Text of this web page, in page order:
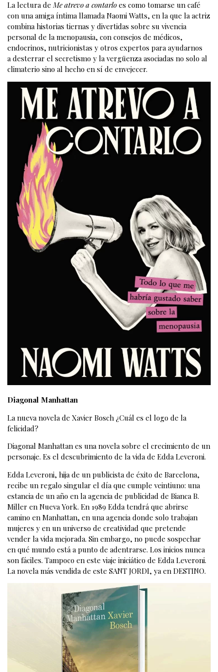
La lectura deMe atrevo a contarlo es como tomarse un café
con una amiga íntima llamada Naomi Watts, en la que la actriz
combina historias tiernas y divertidas sobre su vivencia
personal de la menopausia, con consejos de médicos,
endocrinos, nutricionistas y otros expertos para ayudarnos
a desterrar el secretismo y la vergüenza asociadas no solo al
climaterio sino al hecho en sí de envejecer.
Diagonal Manhattan
La nueva novela de Xavier Bosch ¿Cuál es el logo de la
felicidad?
Diagonal Manhattan es una novela sobre el crecimiento de un
personaje. Es el descubrimiento de la vida de Edda Leveroni.
Edda Leveroni, hija de un publicista de éxito de Barcelona,
recibe un regalo singular el día que cumple veintiuno: una
estancia de un año en la agencia de publicidad de Bianca B.
Miller en Nueva York. En 1989 Edda tendrá que abrirse
camino en Manhattan, en una agencia donde solo trabajan
mujeres y en un universo de creatividad que pretende
vender la vida mejorada. Sin embargo, no puede sospechar
en qué mundo está a punto de adentrarse. Los inicios nunca
son fáciles. Tampoco en este viaje iniciático de Edda Leveroni.
La novela más vendida de este SANT JORDI, ya en DESTINO.